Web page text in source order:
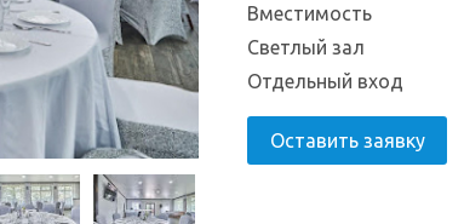
Вместимость
Светлый зал
Отдельный вход
Оставить заявку